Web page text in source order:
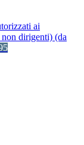
ai
dirigenti) (da